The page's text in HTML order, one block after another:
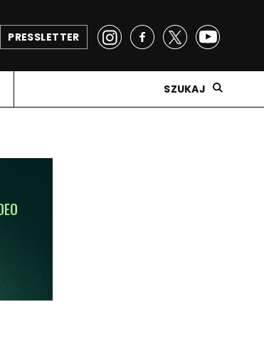
PRESSLETTER
SZUKAJ